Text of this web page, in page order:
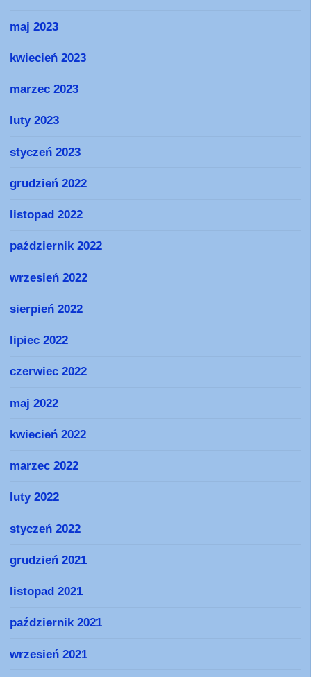
maj 2023
kwiecień 2023
marzec 2023
luty 2023
styczeń 2023
grudzień 2022
listopad 2022
październik 2022
wrzesień 2022
sierpień 2022
lipiec 2022
czerwiec 2022
maj 2022
kwiecień 2022
marzec 2022
luty 2022
styczeń 2022
grudzień 2021
listopad 2021
październik 2021
wrzesień 2021